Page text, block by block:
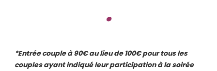
.
*Entrée couple à 90€ au lieu de 100€ pour tous les
couples ayant indiqué leur participation à la soirée